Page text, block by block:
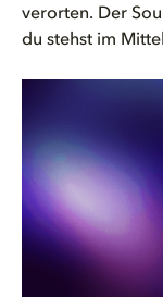
verorten. Der
du stehst im